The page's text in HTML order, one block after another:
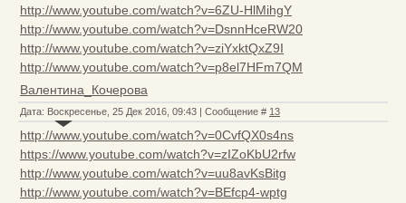
http://www.youtube.com/watch?v=6ZU-HlMihgY
http://www.youtube.com/watch?v=DsnnHceRW20
http://www.youtube.com/watch?v=ziYxktQxZ9I
http://www.youtube.com/watch?v=p8el7HFm7QM
Валентина_Кочерова
Дата: Воскресенье, 25 Дек 2016, 09:43 | Сообщение # 13
http://www.youtube.com/watch?v=0CvfQX0s4ns
https://www.youtube.com/watch?v=zIZoKbU2rfw
http://www.youtube.com/watch?v=uu8avKsBitg
http://www.youtube.com/watch?v=BEfcp4-wptg